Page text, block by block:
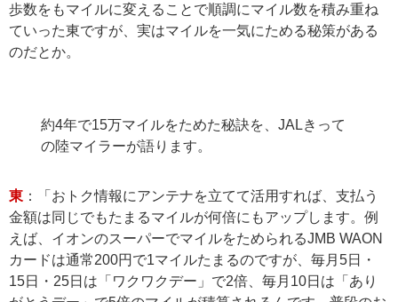
歩数をもマイルに変えることで順調にマイル数を積み重ね
ていった東ですが、実はマイルを一気にためる秘策がある
のだとか。
約4年で15万マイルをためた秘訣を、JALきって
の陸マイラーが語ります。
東 ：「おトク情報にアンテナを立てて活用すれば、支払う
金額は同じでもたまるマイルが何倍にもアップします。例
えば、イオンのスーパーでマイルをためられるJMB WAON
カードは通常200円で1マイルたまるのですが、毎月5日・
15日・25日は「ワクワクデー」で2倍、毎月10日は「あり